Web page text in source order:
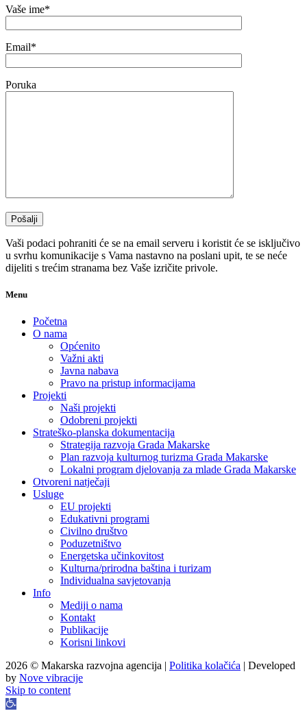
Vaše ime*
Email*
Poruka
Vaši podaci pohraniti će se na email serveru i koristit će se isključivo
u svrhu komunikacije s Vama nastavno na poslani upit, te se neće
dijeliti s trećim stranama bez Vaše izričite privole.
Menu
Početna
O nama
Općenito
Važni akti
Javna nabava
Pravo na pristup informacijama
Projekti
Naši projekti
Odobreni projekti
Strateško-planska dokumentacija
Strategija razvoja Grada Makarske
Plan razvoja kulturnog turizma Grada Makarske
Lokalni program djelovanja za mlade Grada Makarske
Otvoreni natječaji
Usluge
EU projekti
Edukativni programi
Civilno društvo
Poduzetništvo
Energetska učinkovitost
Kulturna/prirodna baština i turizam
Individualna savjetovanja
Info
Mediji o nama
Kontakt
Publikacije
Korisni linkovi
2026 © Makarska razvojna agencija | Politika kolačića | Developed
by Nove vibracije
Skip to content
Open